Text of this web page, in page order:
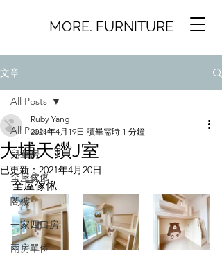
MORE. FURNITURE
文章
All Posts
兒童房
全屋傢俬
閣樓
一家四口房
兩房單位
All Posts
大埔天鑽J室
Ruby Yang
2021年4月19日 讀畢需時 1 分鐘
已更新： 2021年4月20日
全屋傢俬